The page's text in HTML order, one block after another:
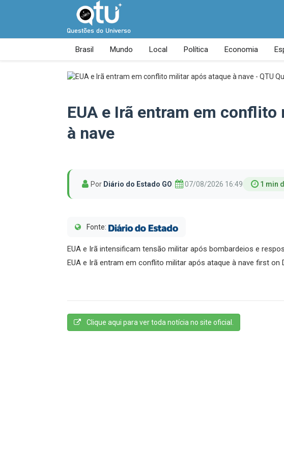
Brasil Mundo Local Política Economia
EUA e Irã entram em
à nave
Por Diário do Estado GO 07/08/2026 16:49 1 min
Fonte:
EUA e Irã intensificam tensão militar após bombardeios e
EUA e Irã entram em conflito militar após ataque à nave first on
Clique aqui para ver toda notícia no site oficial.